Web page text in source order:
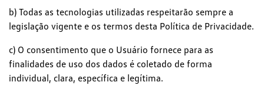
b) Todas as tecnologias utilizadas respeitarão sempre a
legislação vigente e os termos desta Política de Privacidade.
c) O consentimento que o Usuário fornece para as
finalidades de uso dos dados é coletado de forma
individual, clara, específica e legítima.